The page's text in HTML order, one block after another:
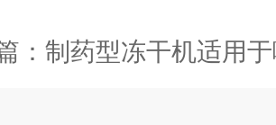
： 制药型冻干机适用